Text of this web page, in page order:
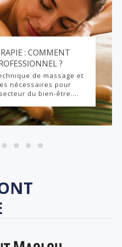
: COMMENT
?
de massage et
nécessaires pour
du bien-être....